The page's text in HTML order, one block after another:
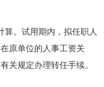
算。试用期内，拟任职人
原单位的人事工资关
关规定办理转任手续。